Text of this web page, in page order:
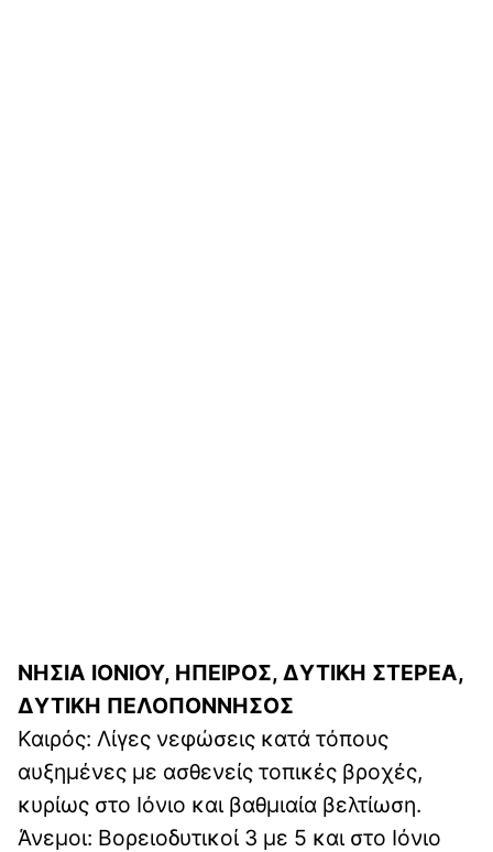
ΝΗΣΙΑ ΙΟΝΙΟΥ, ΗΠΕΙΡΟΣ, ΔΥΤΙΚΗ ΣΤΕΡΕΑ,
ΔΥΤΙΚΗ ΠΕΛΟΠΟΝΝΗΣΟΣ
Καιρός: Λίγες νεφώσεις κατά τόπους
αυξημένες με ασθενείς τοπικές βροχές,
κυρίως στο Ιόνιο και βαθμιαία βελτίωση.
Άνεμοι: Βορειοδυτικοί 3 με 5 και στο Ιόνιο